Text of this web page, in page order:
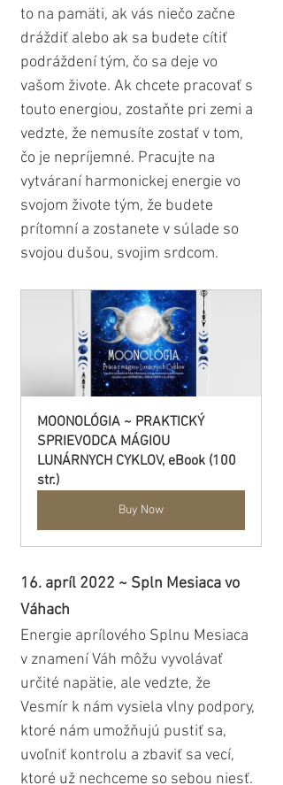
to na pamäti, ak vás niečo začne
dráždiť alebo ak sa budete cítiť
podráždení tým, čo sa deje vo
vašom živote. Ak chcete pracovať s
touto energiou, zostaňte pri zemi a
vedzte, že nemusíte zostať v tom,
čo je nepríjemné. Pracujte na
vytváraní harmonickej energie vo
svojom živote tým, že budete
prítomní a zostanete v súlade so
svojou dušou, svojim srdcom.
MOONOLÓGIA ~ PRAKTICKÝ
SPRIEVODCA MÁGIOU
LUNÁRNYCH CYKLOV, eBook (100
str.)
Buy Now
16. apríl 2022 ~ Spln Mesiaca vo
Váhach
Energie aprílového Splnu Mesiaca
v znamení Váh môžu vyvolávať
určité napätie, ale vedzte, že
Vesmír k nám vysiela vlny podpory,
ktoré nám umožňujú pustiť sa,
uvoľniť kontrolu a zbaviť sa vecí,
ktoré už nechceme so sebou niesť.